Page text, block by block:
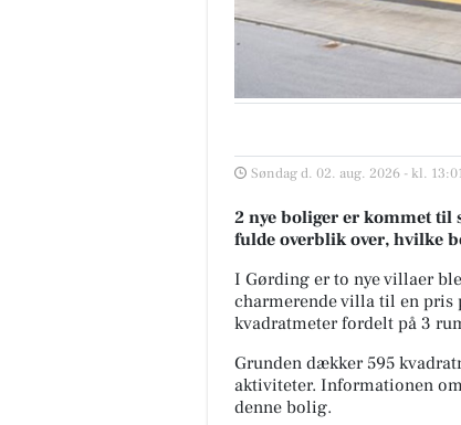
Søndag d. 02. aug. 2026 - kl.
2 nye boliger er kommet til
fulde overblik over, hvilke
I Gørding er to nye villaer
charmerende villa til en pris
kvadratmeter fordelt på 3
Grunden dækker 595
aktiviteter. Informationen
denne bolig.